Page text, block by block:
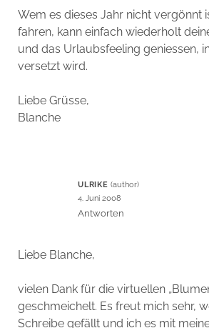
Wem es dieses Jahr nicht vergönnt
fahren, kann einfach wiederholt
und das Urlaubsfeeling geniessen,
versetzt wird.
Liebe Grüsse,
Blanche
ULRIKE
4. Juni 2008
Antworten
Liebe Blanche,
vielen Dank für die virtuellen
geschmeichelt. Es freut mich sehr,
Schreibe gefällt und ich es mit